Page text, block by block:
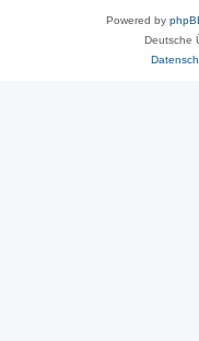
Powered by
Deutsche